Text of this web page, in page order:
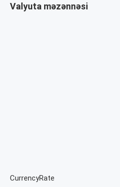
Valyuta məzənnəsi
CurrencyRate